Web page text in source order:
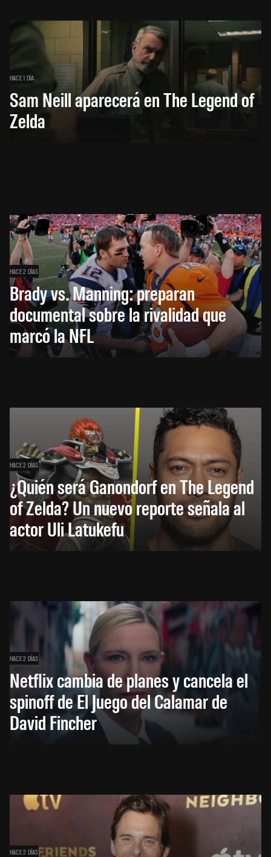
HACE 1 DÍA
Sam Neill aparecerá en The Legend of
Zelda
HACE 2 DÍAS
Brady vs. Manning: preparan
documental sobre la rivalidad que
marcó la NFL
HACE 2 DÍAS
¿Quién será Ganondorf en The Legend
of Zelda? Un nuevo reporte señala al
actor Uli Latukefu
HACE 2 DÍAS
Netflix cambia de planes y cancela el
spinoff de El Juego del Calamar de
David Fincher
HACE 2 DÍAS